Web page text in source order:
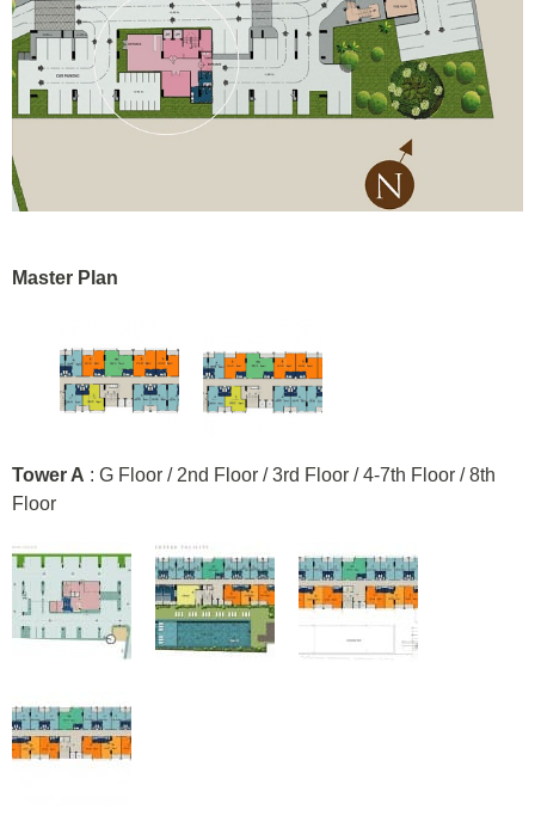
Master Plan
Tower A : G Floor / 2nd Floor / 3rd Floor / 4-7th Floor / 8th
Floor